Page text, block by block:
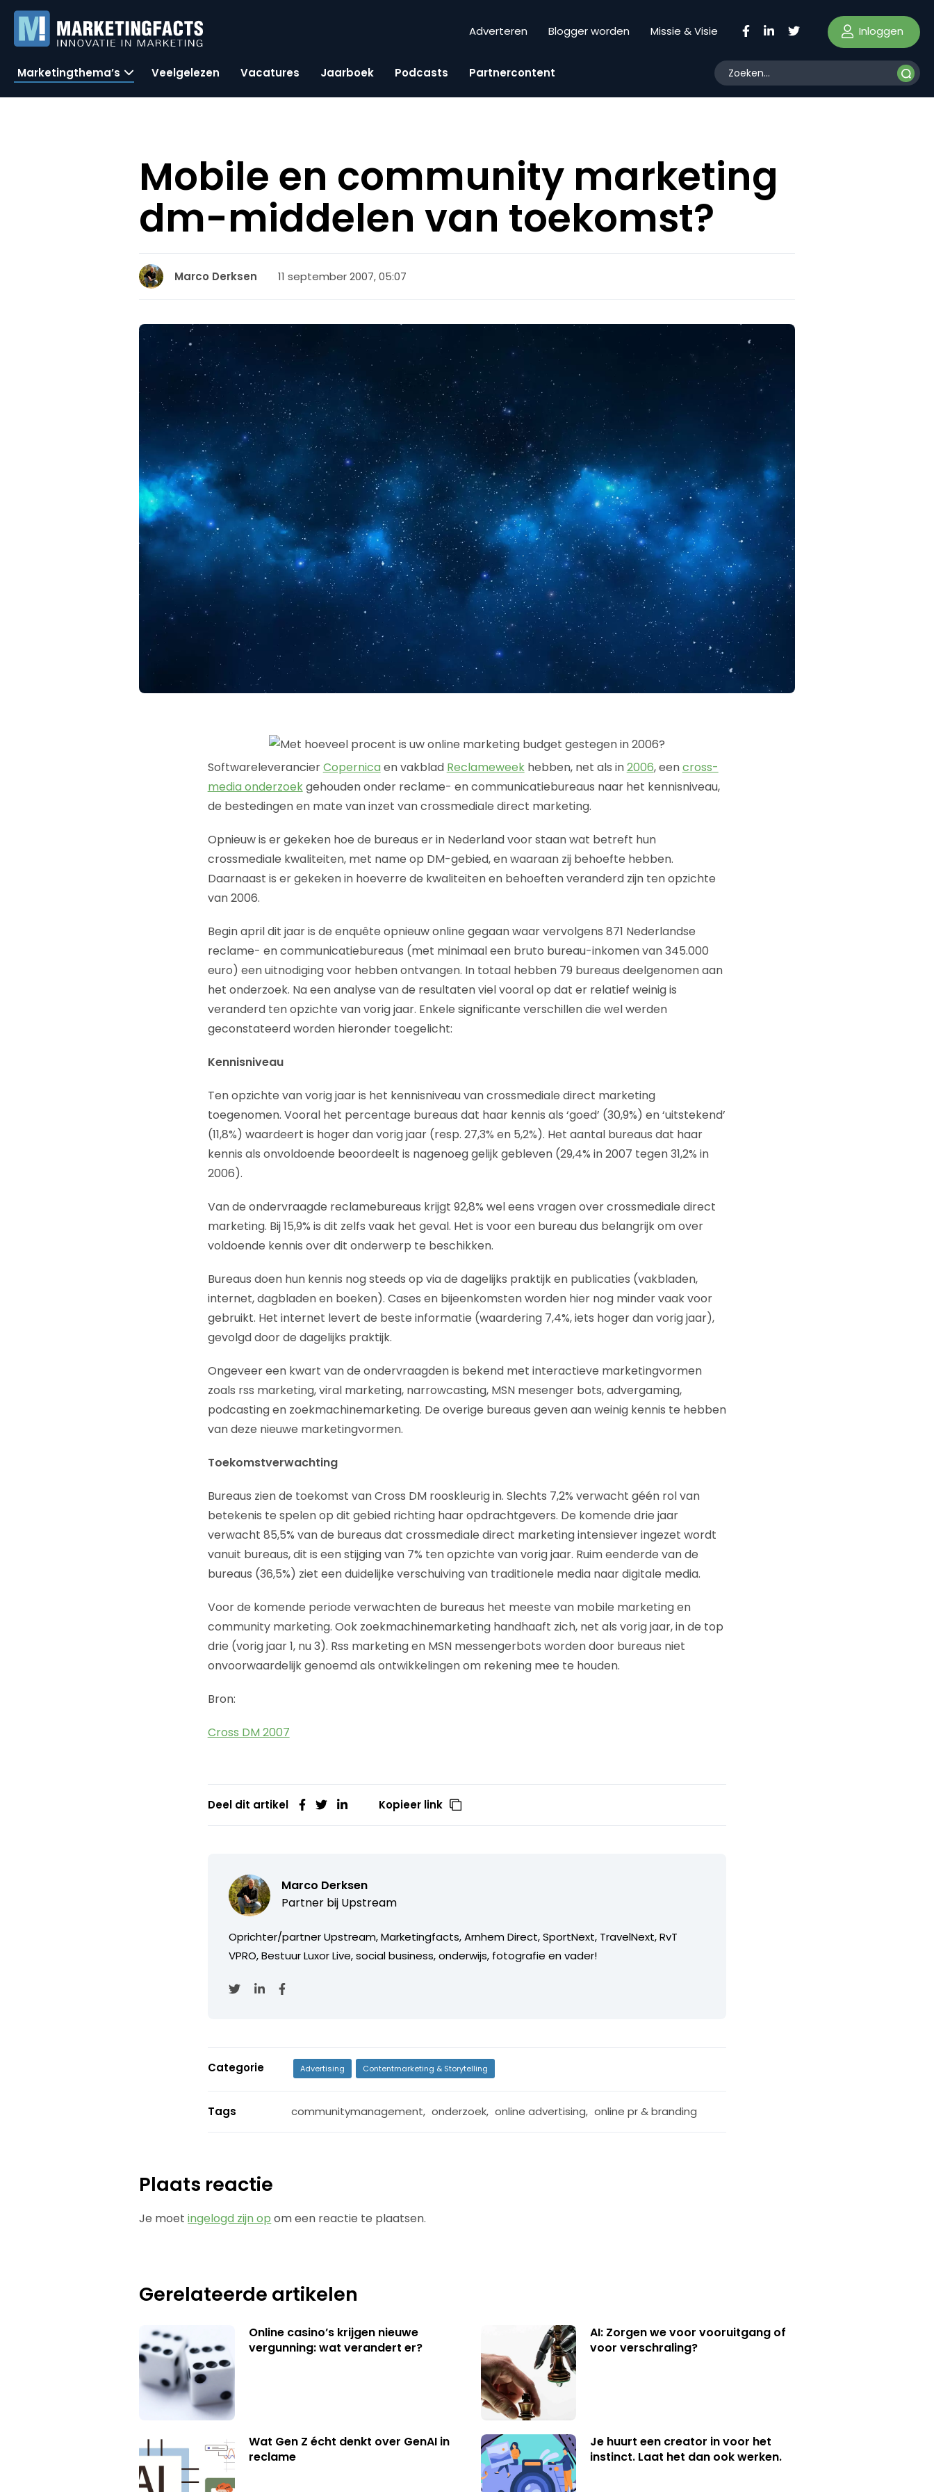
Adverteren Blogger worden Missie & Visie Inloggen
Marketingthema’s Veelgelezen Vacatures Jaarboek Podcasts Partnercontent
Mobile en community marketing
dm-middelen van toekomst?
Marco Derksen 11 september 2007, 05:07
SoftwareleverancierCopernica en vakblad Reclameweekhebben, net als in2006, eencross-
media onderzoekgehouden onder reclame- en communicatiebureaus naar het kennisniveau,
de bestedingen en mate van inzet van crossmediale direct marketing.
Opnieuw is er gekeken hoe de bureaus er in Nederland voor staan wat betreft hun
crossmediale kwaliteiten, met name op DM-gebied, en waaraan zij behoefte hebben.
Daarnaast is er gekeken in hoeverre de kwaliteiten en behoeften veranderd zijn ten opzichte
van 2006.
Begin april dit jaar is de enquête opnieuw online gegaan waar vervolgens 871 Nederlandse
reclame- en communicatiebureaus (met minimaal een bruto bureau-inkomen van 345.000
euro) een uitnodiging voor hebben ontvangen. In totaal hebben 79 bureaus deelgenomen aan
het onderzoek. Na een analyse van de resultaten viel vooral op dat er relatief weinig is
veranderd ten opzichte van vorig jaar. Enkele significante verschillen die wel werden
geconstateerd worden hieronder toegelicht:
Kennisniveau
Ten opzichte van vorig jaar is het kennisniveau van crossmediale direct marketing
toegenomen. Vooral het percentage bureaus dat haar kennis als ‘goed’ (30,9%) en ‘uitstekend’
(11,8%) waardeert is hoger dan vorig jaar (resp. 27,3% en 5,2%). Het aantal bureaus dat haar
kennis als onvoldoende beoordeelt is nagenoeg gelijk gebleven (29,4% in 2007 tegen 31,2% in
2006).
Van de ondervraagde reclamebureaus krijgt 92,8% wel eens vragen over crossmediale direct
marketing. Bij 15,9% is dit zelfs vaak het geval. Het is voor een bureau dus belangrijk om over
voldoende kennis over dit onderwerp te beschikken.
Bureaus doen hun kennis nog steeds op via de dagelijks praktijk en publicaties (vakbladen,
internet, dagbladen en boeken). Cases en bijeenkomsten worden hier nog minder vaak voor
gebruikt. Het internet levert de beste informatie (waardering 7,4%, iets hoger dan vorig jaar),
gevolgd door de dagelijks praktijk.
Ongeveer een kwart van de ondervraagden is bekend met interactieve marketingvormen
zoals rss marketing, viral marketing, narrowcasting, MSN mesenger bots, advergaming,
podcasting en zoekmachinemarketing. De overige bureaus geven aan weinig kennis te hebben
van deze nieuwe marketingvormen.
Toekomstverwachting
Bureaus zien de toekomst van Cross DM rooskleurig in. Slechts 7,2% verwacht géén rol van
betekenis te spelen op dit gebied richting haar opdrachtgevers. De komende drie jaar
verwacht 85,5% van de bureaus dat crossmediale direct marketing intensiever ingezet wordt
vanuit bureaus, dit is een stijging van 7% ten opzichte van vorig jaar. Ruim eenderde van de
bureaus (36,5%) ziet een duidelijke verschuiving van traditionele media naar digitale media.
Voor de komende periode verwachten de bureaus het meeste van mobile marketing en
community marketing. Ook zoekmachinemarketing handhaaft zich, net als vorig jaar, in de top
drie (vorig jaar 1, nu 3). Rss marketing en MSN messengerbots worden door bureaus niet
onvoorwaardelijk genoemd als ontwikkelingen om rekening mee te houden.
Bron:
Cross DM 2007
Deel dit artikel Kopieer link
Marco Derksen
Partner bij Upstream
Oprichter/partner Upstream, Marketingfacts, Arnhem Direct, SportNext, TravelNext, RvT
VPRO, Bestuur Luxor Live, social business, onderwijs, fotografie en vader!
Categorie Advertising Contentmarketing & Storytelling
Tags communitymanagement, onderzoek, online advertising, online pr & branding
Plaats reactie
Je moetingelogd zijn op om een reactie te plaatsen.
Gerelateerde artikelen
Online casino’s krijgen nieuwe
vergunning: wat verandert er?
AI: Zorgen we voor vooruitgang of
voor verschraling?
Wat Gen Z écht denkt over GenAI in
reclame
Je huurt een creator in voor het
instinct. Laat het dan ook werken.